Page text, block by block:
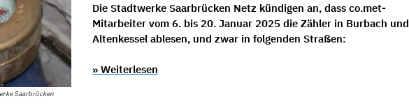
Saarbrücken
Die Stadtwerke Saarbrücken Netz kündigen an, dass co.met-
Mitarbeiter vom 6. bis 20. Januar 2025 die Zähler in Burbach und
Altenkessel ablesen, und zwar in folgenden Straßen:
» Weiterlesen